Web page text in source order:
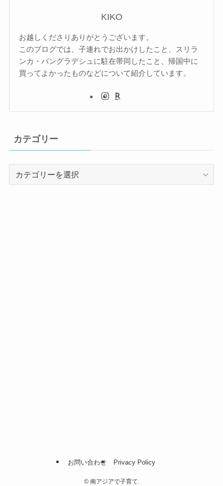
KIKO
お越しくださりありがとうございます。
このブログでは、子連れでお出かけしたこと、スリラ
ンカ・バングラデシュに駐在帯同したこと、帰国中に
買ってよかったものなどについて紹介しています。
カテゴリー
お問い合わせ Privacy Policy
©南アジアで子育て.